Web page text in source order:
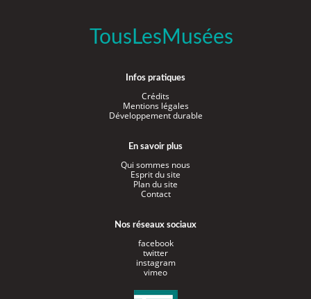
TousLesMusées
Infos pratiques
Crédits
Mentions légales
Développement durable
En savoir plus
Qui sommes nous
Esprit du site
Plan du site
Contact
Nos réseaux sociaux
facebook
twitter
instagram
vimeo